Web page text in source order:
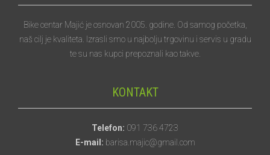
Bike centar Majić je osnovan 2005. godine. Od samog početka,
naš cilj je kvaliteta. Izrasli smo u najbolju trgovinu i servis u gradu
te su nas kupci prepoznali kao takve.
KONTAKT
Telefon: 091 736 4723
E-mail: barisa.majic@gmail.com